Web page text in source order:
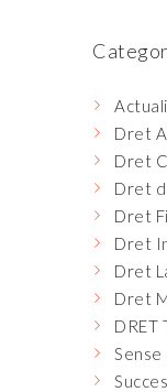
Dret
Dret
Dret
Dret
Dret
Dret
Dret
DRET